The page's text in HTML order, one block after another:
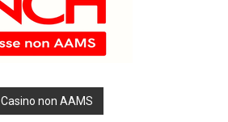
Casino non AAMS